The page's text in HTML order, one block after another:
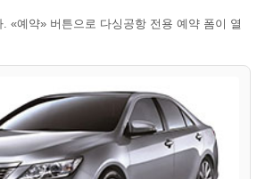
«예약» 버튼으로 다싱공항 전용 예약 폼이 열